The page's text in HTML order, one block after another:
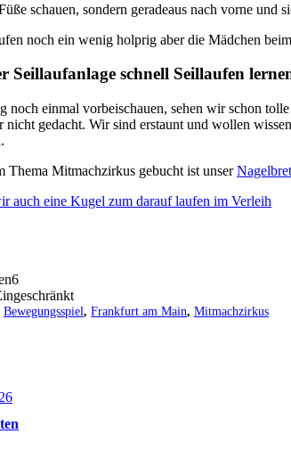
schauen, sondern geradeaus nach vorne und
noch ein wenig holprig aber die Mädchen
Seillaufanlage schnell Seillaufen
noch einmal vorbeischauen, sehen wir schon
gedacht. Wir sind erstaunt und wollen
Thema Mitmachzirkus gebucht ist unser
auch eine Kugel zum darauf laufen im Verleih
6
Bewegungsspiel, Frankfurt am Main, Mitmachzirkus